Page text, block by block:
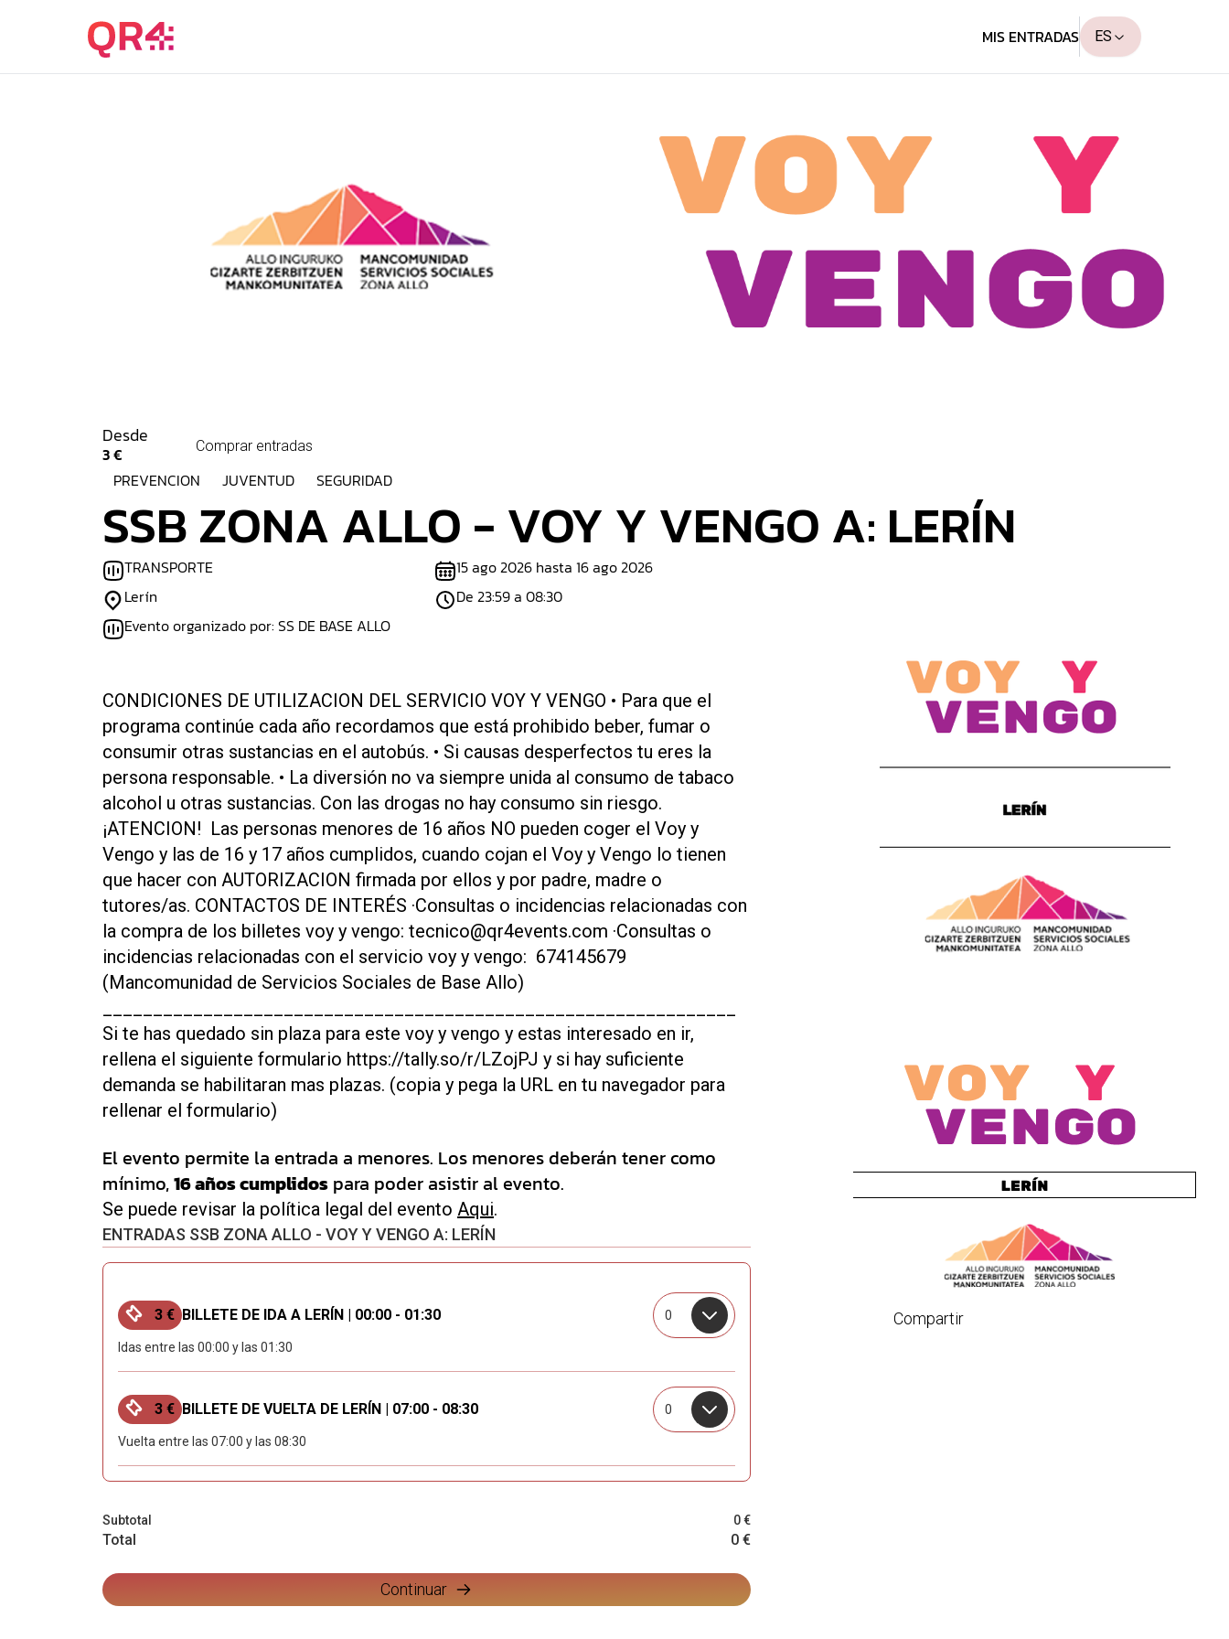
MIS ENTRADAS ES
Desde
3 € Comprar entradas
PREVENCION JUVENTUD SEGURIDAD
SSB ZONA ALLO - VOY Y VENGO A: LERÍN
TRANSPORTE
Lerín
Evento organizado por: SS DE BASE ALLO
15 ago 2026 hasta 16 ago 2026
De 23:59 a 08:30
CONDICIONES DE UTILIZACION DEL SERVICIO VOY Y VENGO • Para que el
programa continúe cada año recordamos que está prohibido beber, fumar o
consumir otras sustancias en el autobús. • Si causas desperfectos tu eres la
persona responsable. • La diversión no va siempre unida al consumo de tabaco
alcohol u otras sustancias. Con las drogas no hay consumo sin riesgo.
¡ATENCION! Las personas menores de 16 años NO pueden coger el Voy y
Vengo y las de 16 y 17 años cumplidos, cuando cojan el Voy y Vengo lo tienen
que hacer con AUTORIZACION firmada por ellos y por padre, madre o
tutores/as. CONTACTOS DE INTERÉS ·Consultas o incidencias relacionadas con
la compra de los billetes voy y vengo: tecnico@qr4events.com ·Consultas o
incidencias relacionadas con el servicio voy y vengo: 674145679
(Mancomunidad de Servicios Sociales de Base Allo)
Si te has quedado sin plaza para este voy y vengo y estas interesado en ir,
rellena el siguiente formulario https://tally.so/r/LZojPJ y si hay suficiente
demanda se habilitaran mas plazas. (copia y pega la URL en tu navegador para
rellenar el formulario)
El evento permite la entrada a menores. Los menores deberán tener como
mínimo,16 años cumplidos para poder asistir al evento.
Se puede revisar la política legal del evento Aqui.
ENTRADAS SSB ZONA ALLO - VOY Y VENGO A: LERÍN
3 € BILLETE DE IDA A LERÍN | 00:00 - 01:30 0
Idas entre las 00:00 y las 01:30
3 € BILLETE DE VUELTA DE LERÍN | 07:00 - 08:30 0
Vuelta entre las 07:00 y las 08:30
Subtotal 0 €
Total 0 €
Continuar
Compartir